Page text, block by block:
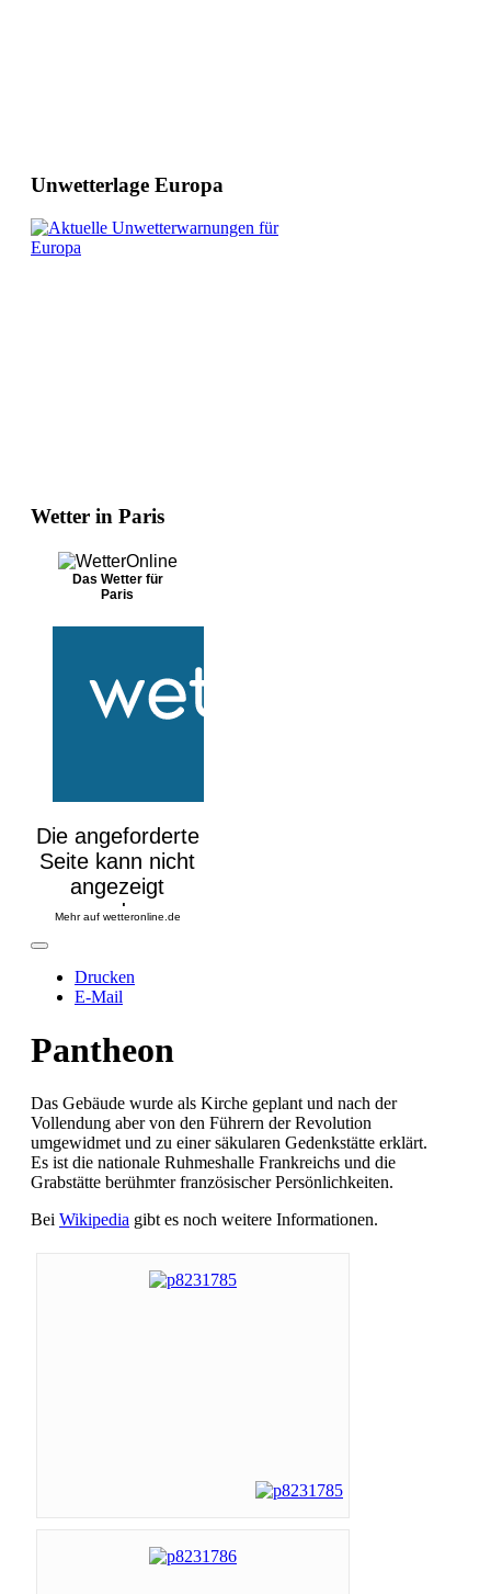
Unwetterlage Europa
Wetter in Paris
Das Wetter für
Paris
Mehr auf wetteronline.de
Drucken
E-Mail
Pantheon
Das Gebäude wurde als Kirche geplant und nach der
Vollendung aber von den Führern der Revolution
umgewidmet und zu einer säkularen Gedenkstätte erklärt.
Es ist die nationale Ruhmeshalle Frankreichs und die
Grabstätte berühmter französischer Persönlichkeiten.
Bei Wikipedia gibt es noch weitere Informationen.